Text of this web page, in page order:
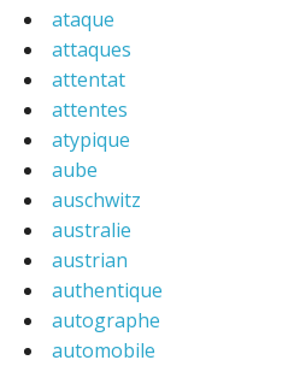
ataque
attaques
attentat
attentes
atypique
aube
auschwitz
australie
austrian
authentique
autographe
automobile